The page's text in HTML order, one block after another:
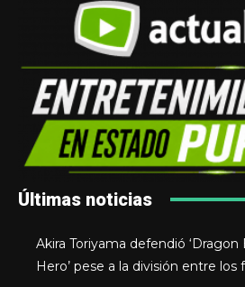
Últimas noticias
Akira Toriyama defendió ‘Dragon
Hero’ pese a la división entre los